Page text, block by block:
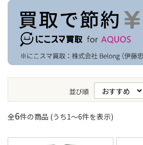
並び順
全6件の商品 (うち1〜6件を表示)